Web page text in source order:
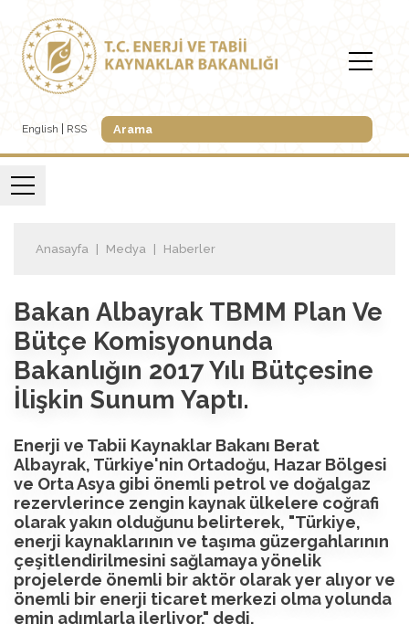
English RSS
Anasayfa Medya Haberler
Bakan Albayrak TBMM Plan Ve
Bütçe Komisyonunda
Bakanlığın 2017 Yılı Bütçesine
İlişkin Sunum Yaptı.
Enerji ve Tabii Kaynaklar Bakanı Berat
Albayrak, Türkiye'nin Ortadoğu, Hazar Bölgesi
ve Orta Asya gibi önemli petrol ve doğalgaz
rezervlerince zengin kaynak ülkelere coğrafi
olarak yakın olduğunu belirterek, "Türkiye,
enerji kaynaklarının ve taşıma güzergahlarının
çeşitlendirilmesini sağlamaya yönelik
projelerde önemli bir aktör olarak yer alıyor ve
önemli bir enerji ticaret merkezi olma yolunda
emin adımlarla ilerliyor." dedi.